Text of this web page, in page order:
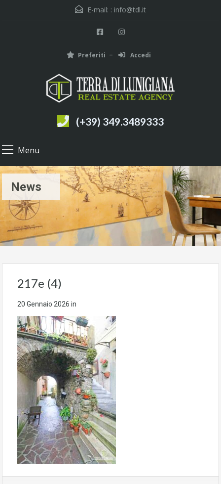
E-mail: : info@tdl.it
Preferiti Accedi
(+39) 349.3489333
Menu
News
217e (4)
20 Gennaio 2026 in